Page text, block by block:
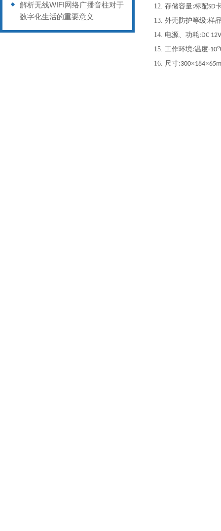
解析无线WIFI网络广播音柱对于
数字化生活的重要意义
12. 存储容量:标配SD
13. 外壳防护等级:样
14. 电源、功耗:DC
15. 工作环境:温度-10
16. 尺寸:300×184×